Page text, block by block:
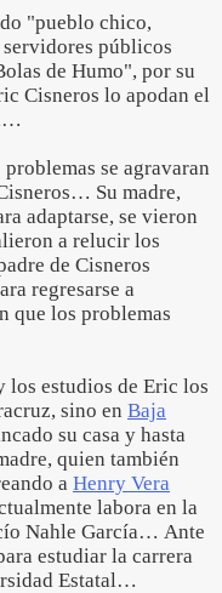
"pueblo chico,
públicos
de Humo", por su
Cisneros lo apodan el
se agravaran
Su madre,
adaptarse, se vieron
a relucir los
de Cisneros
regresarse a
que los problemas
los estudios de Eric los
sino en Baja
su casa y hasta
quien también
a Henry Vera
labora en la
Nahle García… Ante
estudiar la carrera
Estatal…